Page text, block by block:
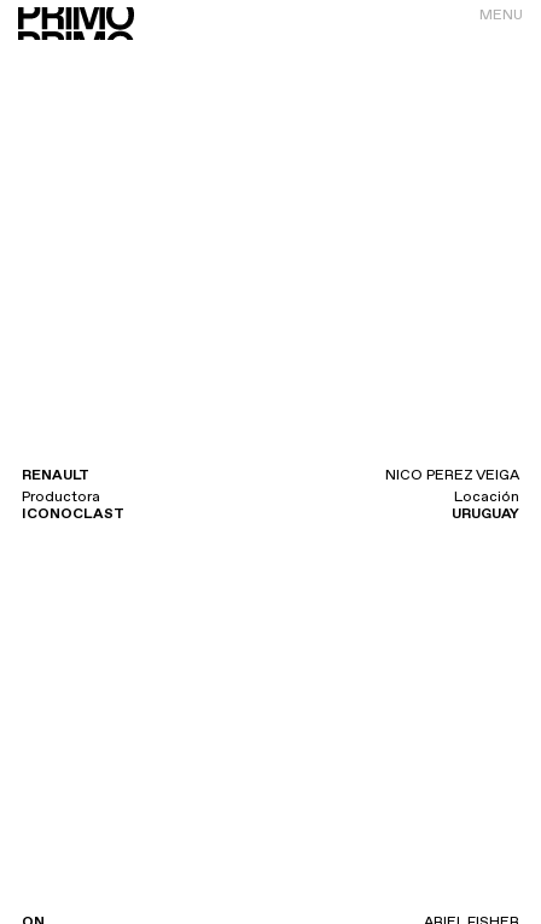
MENU
RENAULT
NICO PEREZ VEIGA
Productora
ICONOCLAST
Locación
URUGUAY